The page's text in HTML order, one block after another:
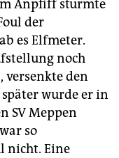
Anpfiff stürmte
der
es Elfmeter.
noch
versenkte den
wurde er in
SV Meppen
so
nicht. Eine